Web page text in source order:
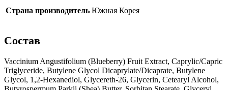
Страна производитель Южная Корея
Состав
Vaccinium Angustifolium (Blueberry) Fruit Extract, Caprylic/Capric
Triglyceride, Butylene Glycol Dicaprylate/Dicaprate, Butylene
Glycol, 1,2-Hexanediol, Glycereth-26, Glycerin, Cetearyl Alcohol,